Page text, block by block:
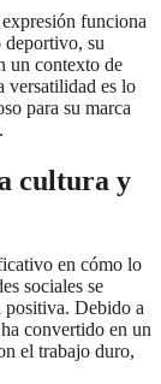
funciona
deportivo, su
un contexto de
versatilidad es lo
para su marca
cultura y
en cómo lo
sociales se
positiva. Debido a
convertido en un
el trabajo duro,